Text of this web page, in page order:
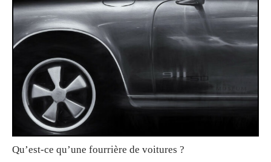
Qu’est-ce qu’une fourrière de voitures ?